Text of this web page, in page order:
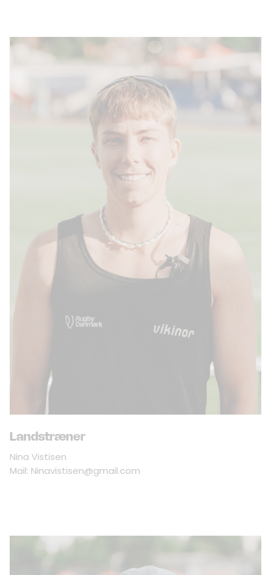
Landstræner
Nina Vistisen
Mail: Ninavistisen@gmail.com